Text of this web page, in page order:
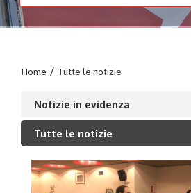
Home / Tutte le notizie
Notizie in evidenza
Tutte le notizie